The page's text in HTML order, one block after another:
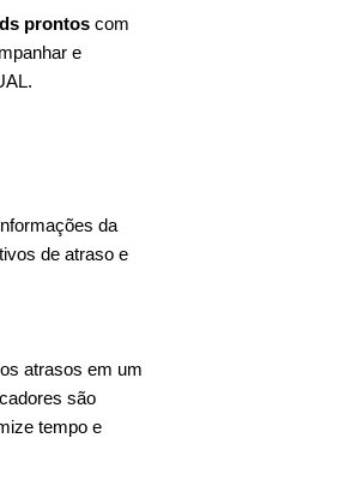
prontos com
e
da
de atraso e
atrasos em um
são
tempo e